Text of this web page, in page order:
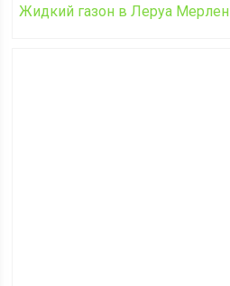
Жидкий газон в Леруа Мерлен